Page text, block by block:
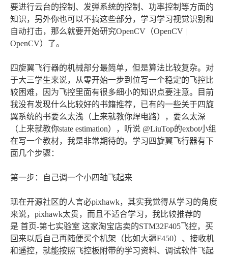
要进行云台的控制、发弹系统的控制、功率控制等方面的
知识，另外你也可以不搞这些部分，学习学习视觉识别和
自动打击，那么就要开始研究OpenCV（OpenCV |
OpenCV）了。
四旋翼飞行器的机械部分最简单，但是算法比较复杂。对
于大三学生来说，从零开始一步到位写一个稳定的飞控比
较困难，因为飞控里面有很多细小的知识点要注意。目前
我没有发现什么比较好的书籍推荐，已有的一些关于四旋
翼系统的书要么太浅（上来就教你焊电路），要么太深
（上来就教你state estimation），听说 @LiuTop的exbot小组
在写一个教材，我是非常期待的。学习四旋翼飞行器有下
面几个步骤：
第一步：自己调一个小四轴飞起来
现在开源社区的人言必pixhawk，其实我觉得从学习的角度
来说，pixhawk太贵，而且不适合学习，我比较推荐的
是 首页-第七实验室 这家淘宝店卖的STM32F405飞控，买
回来以后自己再随便买个机架（比如大疆F450）、接收机
和遥控，就能按照飞控板附带的学习资料、调试软件飞起